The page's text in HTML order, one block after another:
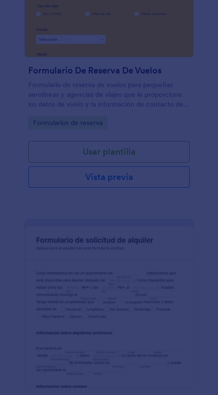
Formulario De Reserva De Vuelos
Formulario de reserva de vuelos para pequeñas
aerolíneas y agencias de viajes que le proporciona
los datos de vuelo y la información de contacto de
impresione a sus clientes con su eficacia.
Go to Category:
Formularios de reserva
Usar plantilla
Vista previa